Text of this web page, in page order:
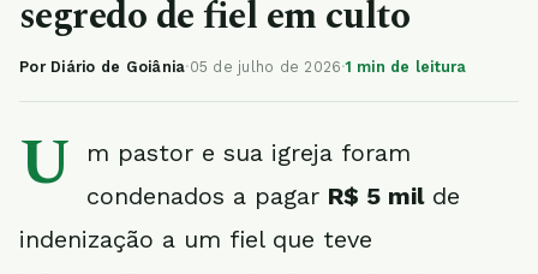
segredo de fiel em culto
Por Diário de Goiânia·05 de julho de 2026·1 min de leitura
U
m pastor e sua igreja foram
condenados a pagar R$ 5 milde
indenização a um fiel que teve